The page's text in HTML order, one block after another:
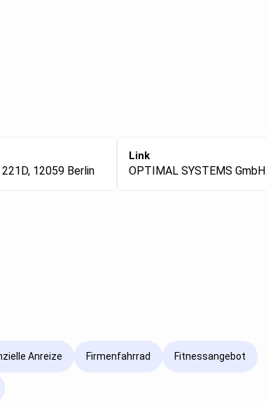
12059 Berlin
Link
OPTIMAL SYSTEMS GmbH
Anreize Firmenfahrrad Fitnessangebot